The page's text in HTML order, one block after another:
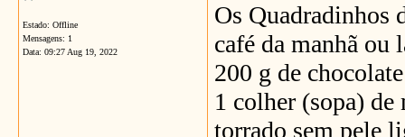
Estado: Offline
Mensagens: 1
Data: 09:27 Aug 19, 2022
Os Quadradinhos
café da manhã ou
200 g de
1 colher (sopa)
torrado sem pele